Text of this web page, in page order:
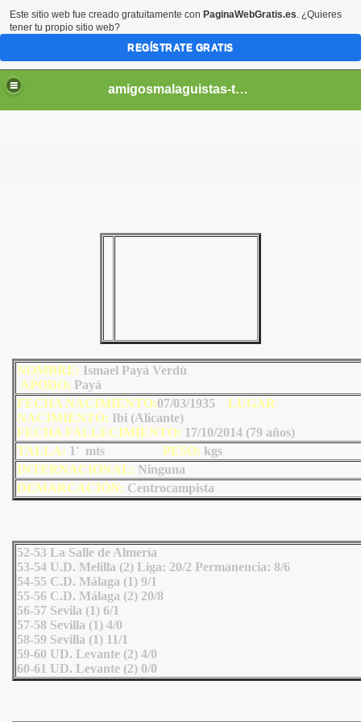
amigosmalaguistas-temporadas
NOMBRE: Ismael Payá Verdú
APODO: Payá
FECHA NACIMIENTO:07/03/1935 LUGAR
NACIMIENTO: Ibi (Alicante)
FECHA FALLECIMIENTO: 17/10/2014 (79 años)
TALLA: 1' mts PESO: kgs
INTERNACIONAL: Ninguna
DEMARCACIÓN: Centrocampista
52-53 La Salle de Almería
53-54 U.D. Melilla (2) Liga: 20/2 Permanencia: 8/6
54-55 C.D. Málaga (1) 9/1
55-56 C.D. Málaga (2) 20/8
56-57 Sevila (1) 6/1
57-58 Sevilla (1) 4/0
58-59 Sevilla (1) 11/1
59-60 UD. Levante (2) 4/0
60-61 UD. Levante (2) 0/0
Este sitio web fue creado gratuitamente con PaginaWebGratis.es. ¿Quieres
tener tu propio sitio web?
REGÍSTRATE GRATIS